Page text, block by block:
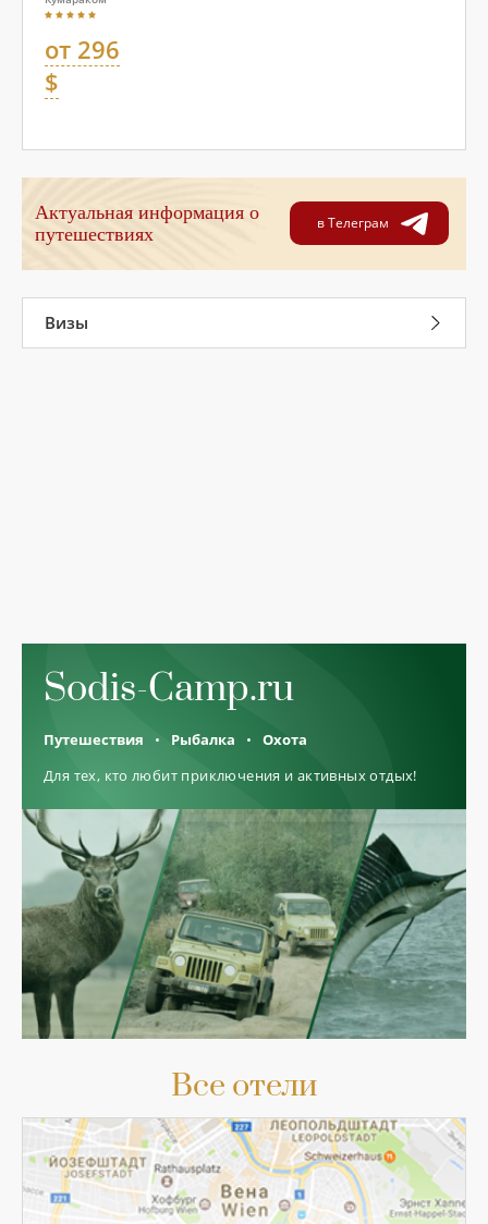
Все отели
от 296
$
Актуальная информация о
путешествиях
в Телеграм
Визы
Sodis-Camp.ru
Путешествия Рыбалка
Охота
Для тех, кто любит приключения и активных отдых!